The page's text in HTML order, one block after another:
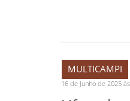
MULTICAMPI
16 de Junho de 2025